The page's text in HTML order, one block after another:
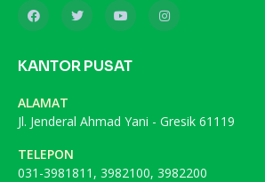
KANTOR PUSAT
ALAMAT
Jl. Jenderal Ahmad Yani - Gresik 61119
TELEPON
031-3981811, 3982100, 3982200